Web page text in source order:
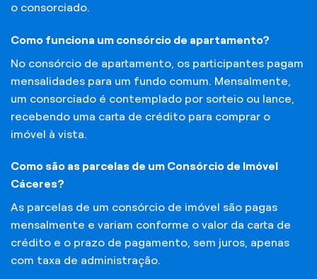
o consorciado.
Como funciona um consórcio de apartamento?
No consórcio de apartamento, os participantes pagam
mensalidades para um fundo comum. Mensalmente,
um consorciado é contemplado por sorteio ou lance,
recebendo uma carta de crédito para comprar o
imóvel à vista.
Como são as parcelas de um Consórcio de Imóvel
Cáceres?
As parcelas de um consórcio de imóvel são pagas
mensalmente e variam conforme o valor da carta de
crédito e o prazo de pagamento, sem juros, apenas
com taxa de administração.